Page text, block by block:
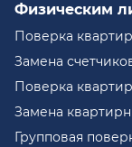
Физическим
Поверка
Замена
Поверка
Замена
Групповая